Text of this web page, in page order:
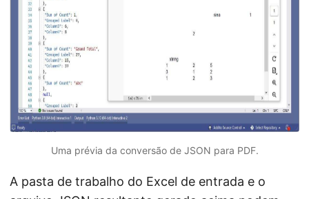
Uma prévia da conversão de JSON para PDF.
A pasta de trabalho do Excel de entrada e o